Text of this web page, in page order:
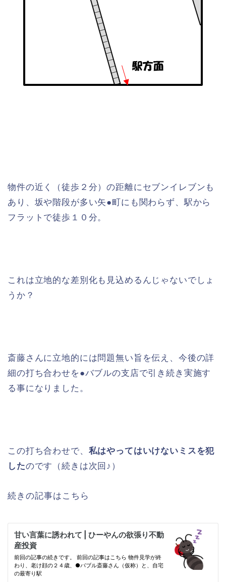
物件の近く（徒歩２分）の距離にセブンイレブンも
あり、坂や階段が多い矢●町にも関わらず、駅から
フラットで徒歩１０分。
これは立地的な差別化も見込めるんじゃないでしょ
うか？
斎藤さんに立地的には問題無い旨を伝え、今後の詳
細の打ち合わせを●バブルの支店で引き続き実施す
る事になりました。
この打ち合わせで、 私はやってはいけないミスを犯
したのです（続きは次回♪）
続きの記事はこちら